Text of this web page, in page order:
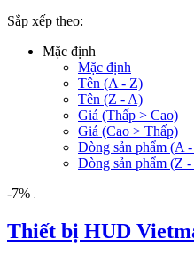
Sắp xếp theo:
Mặc định
Mặc định
Tên (A - Z)
Tên (Z - A)
Giá (Thấp > Cao)
Giá (Cao > Thấp)
Dòng sản phẩm (A
Dòng sản phẩm (Z
-7%
Thiết bị HUD